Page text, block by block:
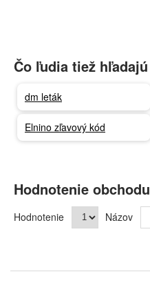
Čo ľudia tiež hľadajú
dm leták
Elnino zľavový kód
Hodnotenie obchodu
Hodnotenie Názov